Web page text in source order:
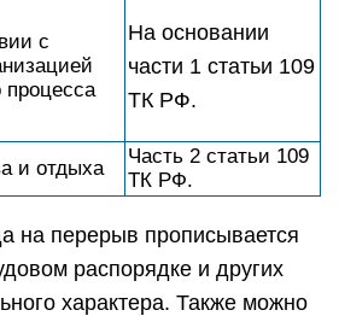
с
процесса
На основании
части 1 статьи 109
ТК РФ.
и отдыха
Часть 2 статьи 109
ТК РФ.
на перерыв прописывается
распорядке и других
характера. Также можно